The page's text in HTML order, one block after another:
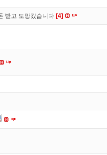
받고 도망갔습니다 [4]